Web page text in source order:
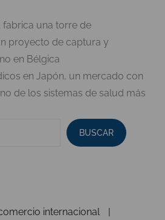
una torre de
proyecto de captura y
en Bélgica
en Japón, un mercado con
de los sistemas de salud más
BUSCAR
internacional